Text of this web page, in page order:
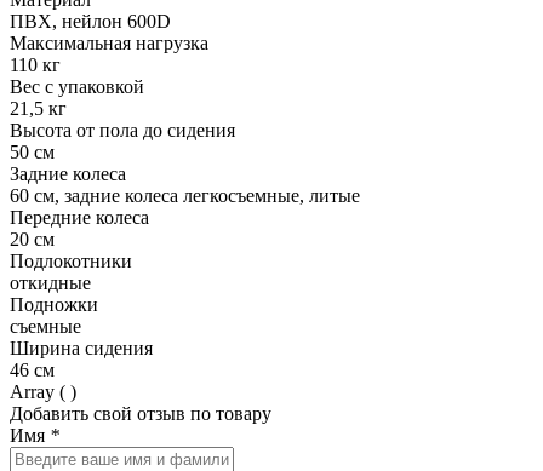
ПВХ, нейлон 600D
Максимальная нагрузка
110 кг
Вес с упаковкой
21,5 кг
Высота от пола до сидения
50 см
Задние колеса
60 см, задние колеса легкосъемные, литые
Передние колеса
20 см
Подлокотники
откидные
Подножки
съемные
Ширина сидения
46 см
Array ( )
Добавить свой отзыв по товару
Имя *